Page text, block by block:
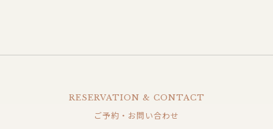
RESERVATION & CONTACT
ご予約・お問い合わせ